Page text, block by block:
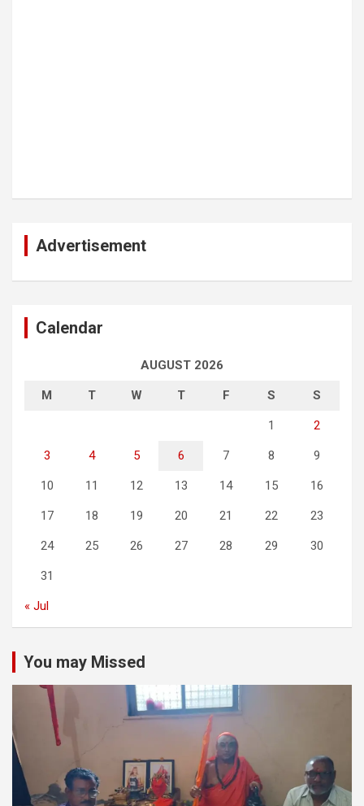
Advertisement
Calendar
AUGUST 2026
M T W T F S S
1 2
3 4 5 6 7 8 9
10 11 12 13 14 15 16
17 18 19 20 21 22 23
24 25 26 27 28 29 30
31
« Jul
You may Missed